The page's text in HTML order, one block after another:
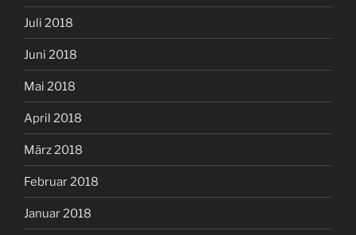
Juli 2018
Juni 2018
Mai 2018
April 2018
März 2018
Februar 2018
Januar 2018